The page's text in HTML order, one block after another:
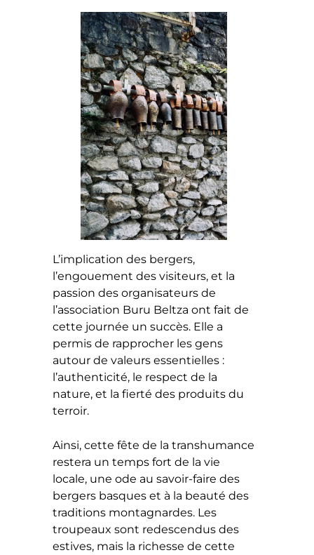
L’implication des bergers,
l’engouement des visiteurs, et la
passion des organisateurs de
l’association Buru Beltza ont fait de
cette journée un succès. Elle a
permis de rapprocher les gens
autour de valeurs essentielles :
l’authenticité, le respect de la
nature, et la fierté des produits du
terroir.
Ainsi, cette fête de la transhumance
restera un temps fort de la vie
locale, une ode au savoir-faire des
bergers basques et à la beauté des
traditions montagnardes. Les
troupeaux sont redescendus des
estives, mais la richesse de cette